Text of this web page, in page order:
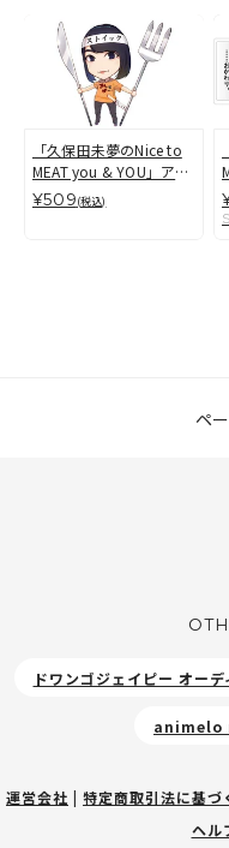
「久保田未夢のNice to
MEAT you & YOU」アク
リルスタンド
¥509(税込)
ペ
ドワンゴジェイピー オーデ
animelo
運営会社 | 特定商取引法に基づ
ヘル